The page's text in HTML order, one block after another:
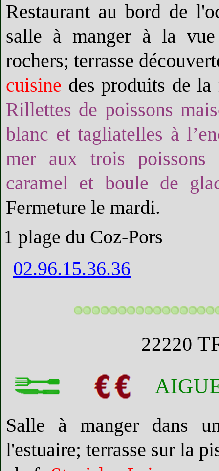
Restaurant au bord de
salle à manger à la
rochers; terrasse
cuisine des produits de
Rillettes de poissons
blanc et tagliatelles à
mer aux trois
caramel et boule de
Fermeture le mardi.
1 plage du Coz-Pors
02.96.15.36.36
22220
Salle à manger dans
l'estuaire; terrasse sur la